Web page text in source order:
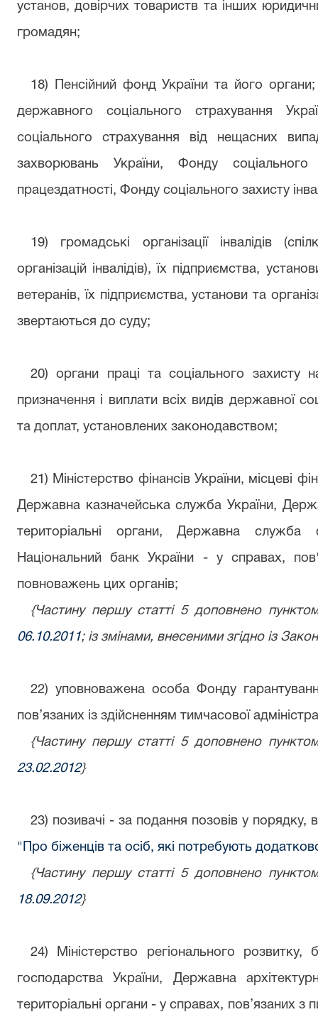
установ, довірчих товариств та інших
громадян;
18) Пенсійний фонд України та його
державного соціального страхування
соціального страхування від нещасних
захворювань України, Фонду
працездатності, Фонду соціального захисту
19) громадські організації інвалідів
організацій інвалідів), їх підприємства,
ветеранів, їх підприємства, установи та
звертаються до суду;
20) органи праці та соціального захисту
призначення і виплати всіх видів державної
та доплат, установлених законодавством;
21) Міністерство фінансів України, місцеві
Державна казначейська служба України,
територіальні органи, Державна служба
Національний банк України - у справах,
повноважень цих органів;
{Частину першу статті 5 доповнено
06.10.2011; із змінами, внесеними згідно із
22) уповноважена особа Фонду
пов’язаних із здійсненням тимчасової
{Частину першу статті 5 доповнено
23.02.2012}
23) позивачі - за подання позовів у порядку,
"Про біженців та осіб, які потребують
{Частину першу статті 5 доповнено
18.09.2012}
24) Міністерство регіонального розвитку,
господарства України, Державна
територіальні органи - у справах, пов’язаних